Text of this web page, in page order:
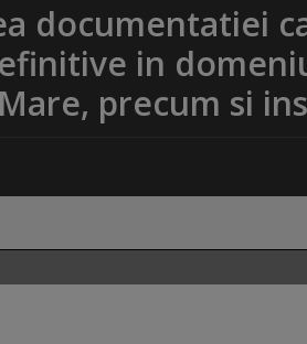
documentatiei
in
precum si